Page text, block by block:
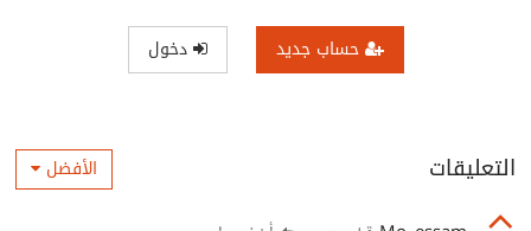
حساب جديد دخول
التعليقات الأفضل